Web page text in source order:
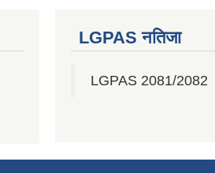
LGPAS नतिजा
LGPAS 2081/2082